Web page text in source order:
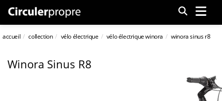
Menu
accueil collection vélo électrique vélo électrique winora winora sinus r8
Winora Sinus R8